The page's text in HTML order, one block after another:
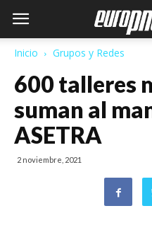
Inicio Grupos y Redes
600 talleres
suman al
ASETRA
2 noviembre, 2021